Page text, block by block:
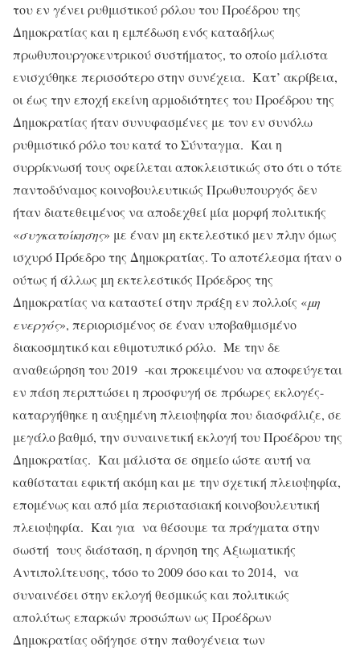
του εν γένει ρυθμιστικού ρόλου του Προέδρου της
Δημοκρατίας και η εμπέδωση ενός καταδήλως
πρωθυπουργοκεντρικού συστήματος, το οποίο μάλιστα
ενισχύθηκε περισσότερο στην συνέχεια. Κατ’ ακρίβεια,
οι έως την εποχή εκείνη αρμοδιότητες του Προέδρου της
Δημοκρατίας ήταν συνυφασμένες με τον εν συνόλω
ρυθμιστικό ρόλο του κατά το Σύνταγμα. Και η
συρρίκνωσή τους οφείλεται αποκλειστικώς στο ότι ο τότε
παντοδύναμος κοινοβουλευτικώς Πρωθυπουργός δεν
ήταν διατεθειμένος να αποδεχθεί μία μορφή πολιτικής
«συγκατοίκησης» με έναν μη εκτελεστικό μεν πλην όμως
ισχυρό Πρόεδρο της Δημοκρατίας. Το αποτέλεσμα ήταν ο
ούτως ή άλλως μη εκτελεστικός Πρόεδρος της
Δημοκρατίας να καταστεί στην πράξη εν πολλοίς «μη
ενεργός», περιορισμένος σε έναν υποβαθμισμένο
διακοσμητικό και εθιμοτυπικό ρόλο. Με την δε
αναθεώρηση του 2019 -και προκειμένου να αποφεύγεται
εν πάση περιπτώσει η προσφυγή σε πρόωρες εκλογές-
καταργήθηκε η αυξημένη πλειοψηφία που διασφάλιζε, σε
μεγάλο βαθμό, την συναινετική εκλογή του Προέδρου της
Δημοκρατίας. Και μάλιστα σε σημείο ώστε αυτή να
καθίσταται εφικτή ακόμη και με την σχετική πλειοψηφία,
επομένως και από μία περιστασιακή κοινοβουλευτική
πλειοψηφία. Και για να θέσουμε τα πράγματα στην
σωστή τους διάσταση, η άρνηση της Αξιωματικής
Αντιπολίτευσης, τόσο το 2009 όσο και το 2014, να
συναινέσει στην εκλογή θεσμικώς και πολιτικώς
απολύτως επαρκών προσώπων ως Προέδρων
Δημοκρατίας οδήγησε στην παθογένεια των